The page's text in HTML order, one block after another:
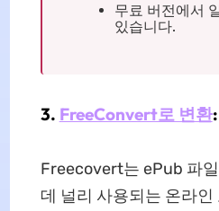
무료 버전에서
있습니다.
3. FreeConvert로 변환:
Freecovert는 ePub 파
데 널리 사용되는 온라